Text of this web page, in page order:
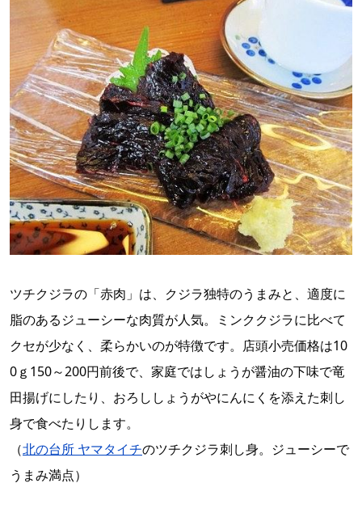
ツチクジラの「赤肉」は、クジラ独特のうまみと、適度に
脂のあるジューシーな肉質が人気。ミンククジラに比べて
クセが少なく、柔らかいのが特徴です。店頭小売価格は10
0ｇ150～200円前後で、家庭ではしょうが醤油の下味で竜
田揚げにしたり、おろししょうがやにんにくを添えた刺し
身で食べたりします。
（北の台所 ヤマタイチのツチクジラ刺し身。ジューシーで
うまみ満点）